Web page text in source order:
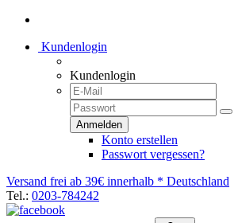
Kundenlogin
Kundenlogin
Konto erstellen
Passwort vergessen?
Versand frei ab 39€ innerhalb * Deutschland
Tel.: 0203-784242